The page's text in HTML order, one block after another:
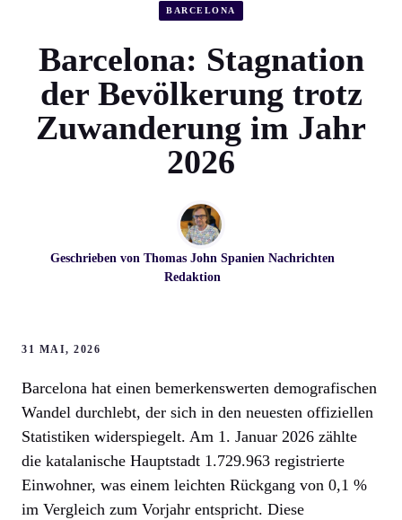
BARCELONA
Barcelona: Stagnation
der Bevölkerung trotz
Zuwanderung im Jahr
2026
Geschrieben von Thomas JohnSpanien Nachrichten
Redaktion
31 MAI, 2026
Barcelona hat einen bemerkenswerten demografischen
Wandel durchlebt, der sich in den neuesten offiziellen
Statistiken widerspiegelt. Am 1. Januar 2026 zählte
die katalanische Hauptstadt 1.729.963 registrierte
Einwohner, was einem leichten Rückgang von 0,1 %
im Vergleich zum Vorjahr entspricht. Diese